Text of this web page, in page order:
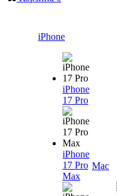
iPhone
iPhone
17 Pro
iPhone
17 Pro
Max
Mac